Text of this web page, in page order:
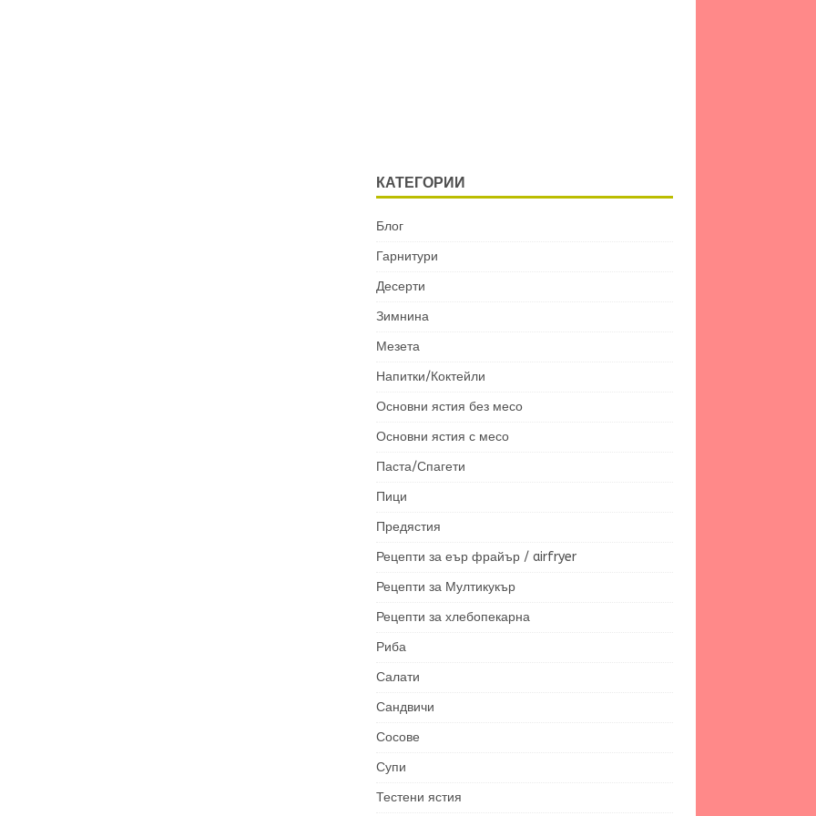
КАТЕГОРИИ
Блог
Гарнитури
Десерти
Зимнина
Мезета
Напитки/Коктейли
Основни ястия без месо
Основни ястия с месо
Паста/Спагети
Пици
Предястия
Рецепти за еър фрайър / airfryer
Рецепти за Мултикукър
Рецепти за хлебопекарна
Риба
Салати
Сандвичи
Сосове
Супи
Тестени ястия